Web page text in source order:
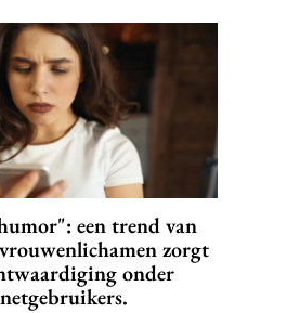
een trend van
zorgt
onder